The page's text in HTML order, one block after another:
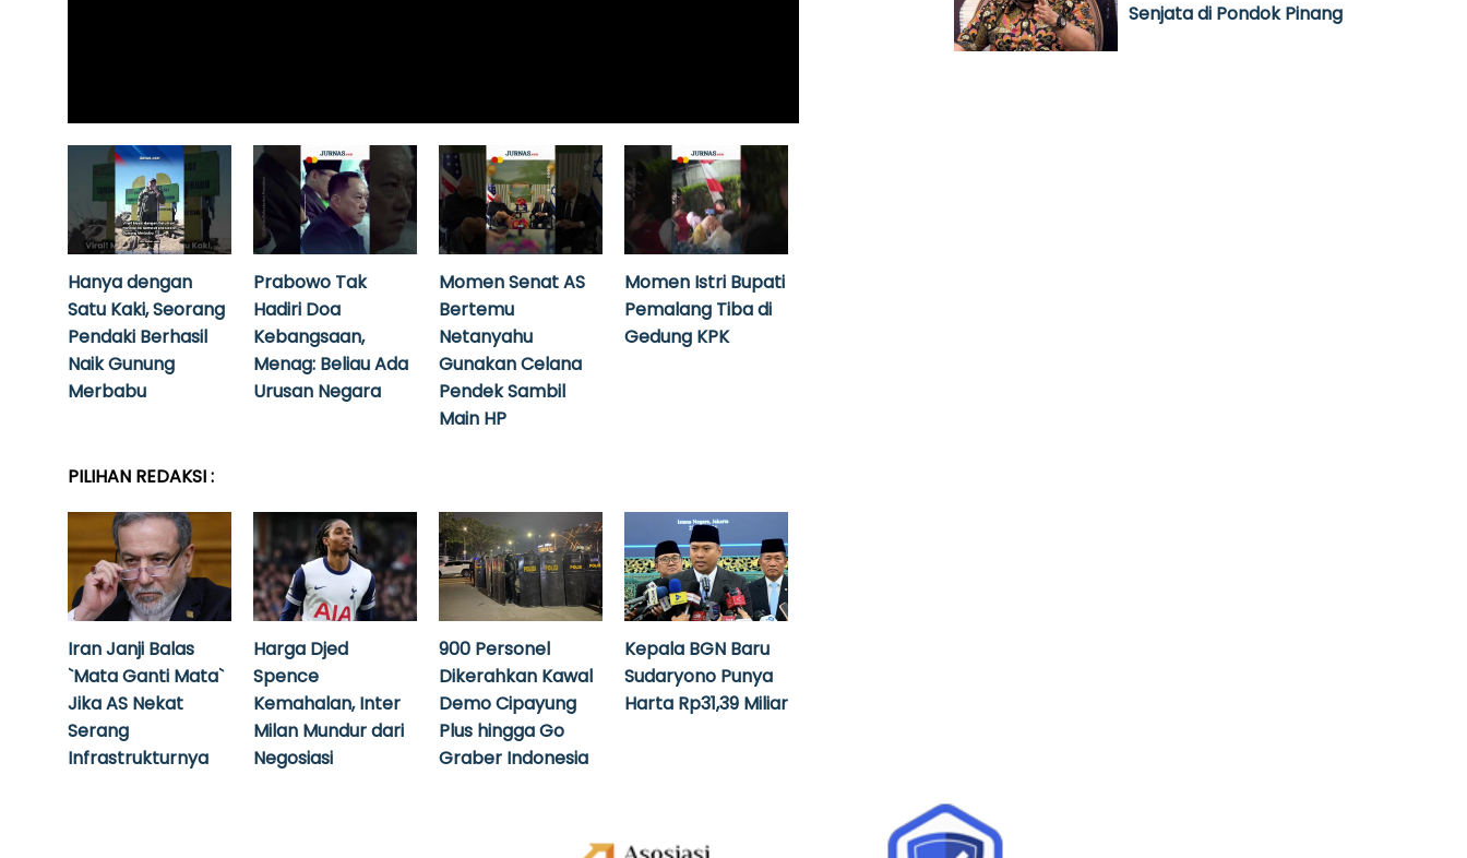
Hanya dengan
Satu Kaki, Seorang
Pendaki Berhasil
Naik Gunung
Merbabu
Prabowo Tak
Hadiri Doa
Kebangsaan,
Menag: Beliau Ada
Urusan Negara
Momen Senat AS
Bertemu
Netanyahu
Gunakan Celana
Pendek Sambil
Main HP
Momen Istri Bupati
Pemalang Tiba di
Gedung KPK
PILIHAN REDAKSI :
Iran Janji Balas
`Mata Ganti Mata`
Jika AS Nekat
Serang
Infrastrukturnya
Harga Djed
Spence
Kemahalan, Inter
Milan Mundur dari
Negosiasi
900 Personel
Dikerahkan Kawal
Demo Cipayung
Plus hingga Go
Graber Indonesia
Kepala BGN Baru
Sudaryono Punya
Harta Rp31,39 Miliar
Senjata di Pondok Pinang